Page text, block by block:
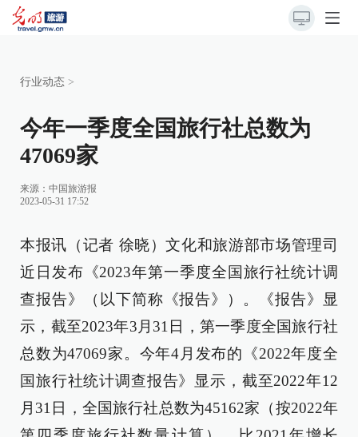
行业动态 >
今年一季度全国旅行社总数为
47069家
来源： 中国旅游报
2023-05-31 17:52
本报讯（记者 徐晓）文化和旅游部市场管理司
近日发布《2023年第一季度全国旅行社统计调
查报告》（以下简称《报告》）。《报告》显
示，截至2023年3月31日，第一季度全国旅行社
总数为47069家。今年4月发布的《2022年度全
国旅行社统计调查报告》显示，截至2022年12
月31日，全国旅行社总数为45162家（按2022年